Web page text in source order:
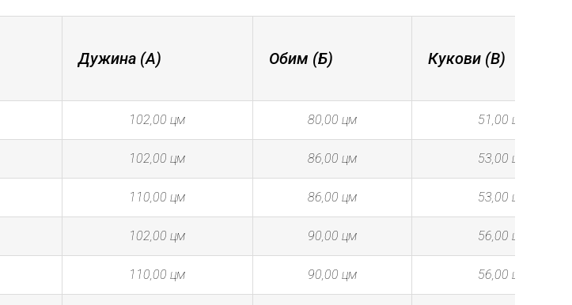
Дужина (А) Обим (Б) Кукови (В)
102,00 цм 80,00 цм 51,00 цм
102,00 цм 86,00 цм 53,00 цм
110,00 цм 86,00 цм 53,00 цм
102,00 цм 90,00 цм 56,00 цм
110,00 цм 90,00 цм 56,00 цм